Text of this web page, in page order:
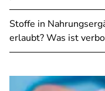
Stoffe in
erlaubt? Was ist